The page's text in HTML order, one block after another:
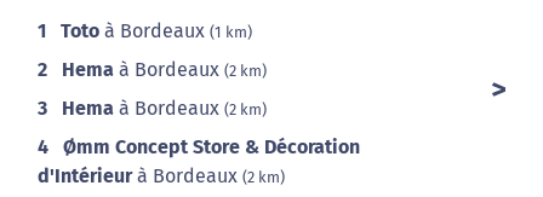
1 Toto à Bordeaux (1 km)
2 Hema à Bordeaux (2 km)
3 Hema à Bordeaux (2 km)
4
Ømm Concept Store & Décoration
d'Intérieurà Bordeaux (2 km)